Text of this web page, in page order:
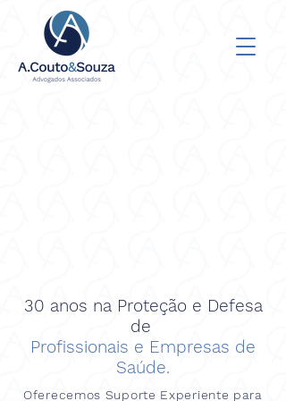
30 anos na Proteção e Defesa
de
Profissionais e Empresas de
Saúde.
Oferecemos Suporte Experiente para